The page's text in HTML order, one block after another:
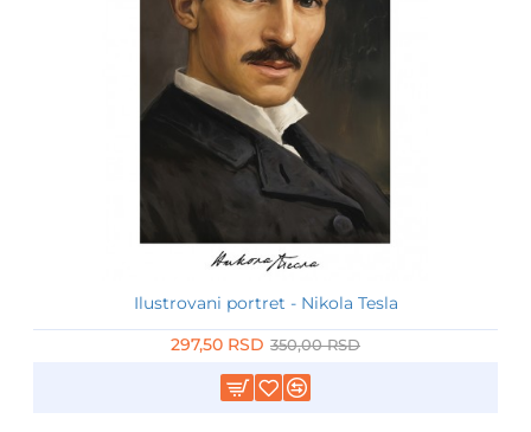
Ilustrovani portret - Nikola Tesla
297,50 RSD 350,00 RSD